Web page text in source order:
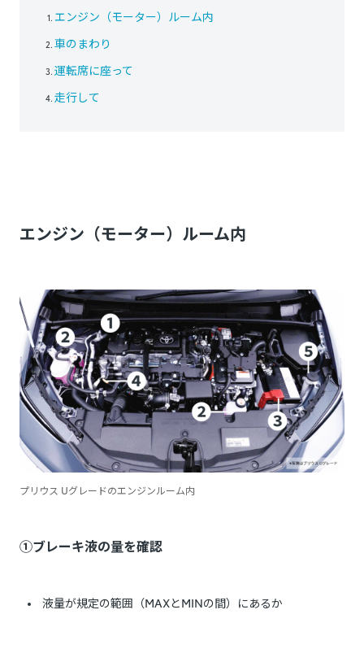
エンジン（モーター）ルーム内
車のまわり
運転席に座って
走行して
エンジン（モーター）ルーム内
プリウス Uグレードのエンジンルーム内
①ブレーキ液の量を確認
液量が規定の範囲（MAXとMINの間）にあるか